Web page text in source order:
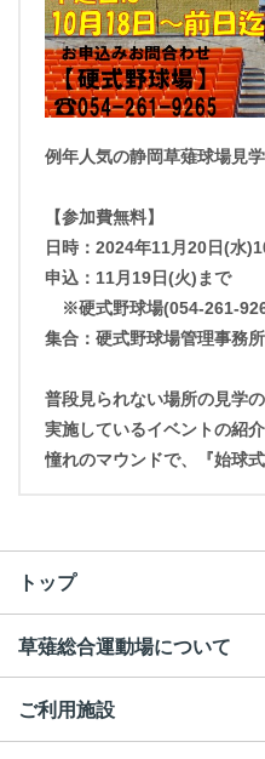
例年人気の静岡草薙球場見
【参加費無料】
日時：2024年11月20日(水
申込：11月19日(火)まで
※硬式野球場(054-261-
集合：硬式野球場管理事務
普段見られない場所の見学
実施しているイベントの紹
憧れのマウンドで、『始球
トップ
草薙総合運動場について
ご利用施設